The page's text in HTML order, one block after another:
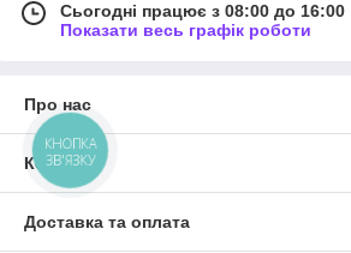
Сьогодні працює з 08:00 до 16:00
Показати весь графік роботи
Про нас
Контакти
Доставка та оплата
КНОПКА
ЗВ'ЯЗКУ